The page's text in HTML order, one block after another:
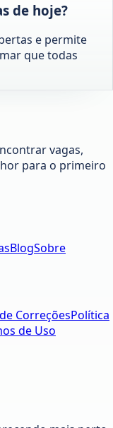
de hoje?
e permite
que todas
vagas,
para o primeiro
BlogSobre
CorreçõesPolítica
de Uso